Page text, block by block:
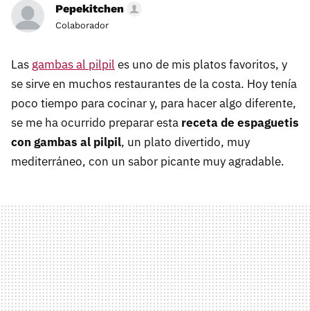
Pepekitchen
Colaborador
Lasgambas al pilpiles uno de mis platos favoritos, y
se sirve en muchos restaurantes de la costa. Hoy tenía
poco tiempo para cocinar y, para hacer algo diferente,
se me ha ocurrido preparar esta receta de espaguetis
con gambas al pilpil, un plato divertido, muy
mediterráneo, con un sabor picante muy agradable.